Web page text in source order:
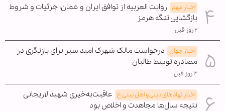
اخبار مهم روایت العربیه از توافق ایران و عمان؛ جزئیات و شروط
بازگشایی تنگه هرمز
۲ روز قبل
اخبار جهان درخواست مالک شهرک امید سبز برای بازنگری در
مصادره توسط طالبان
۳ روز قبل
اخبار نهادهای دینی و اهل بیتی ع عاقبت‌به‌خیری شهید لاریجانی
نتیجه سال‌ها مجاهدت و اخلاص بود